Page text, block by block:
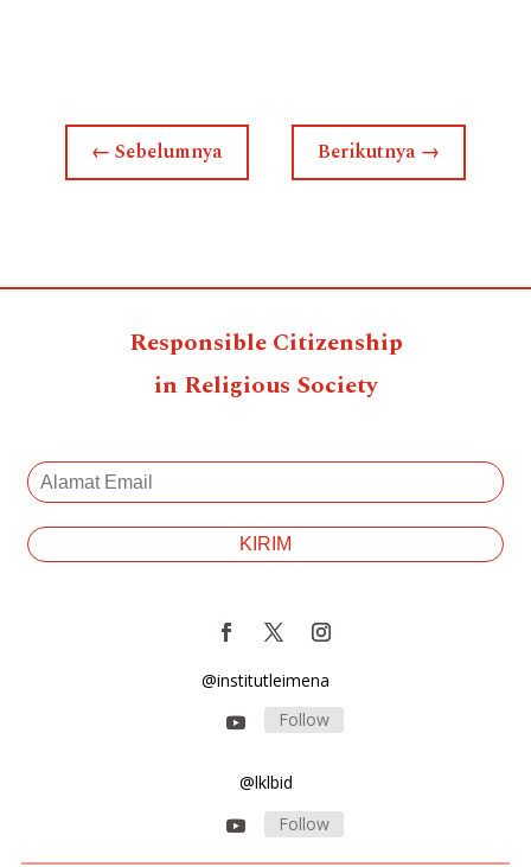
← Sebelumnya Berikutnya →
Responsible Citizenship
in Religious Society
@institutleimena
Follow
@lklbid
Follow